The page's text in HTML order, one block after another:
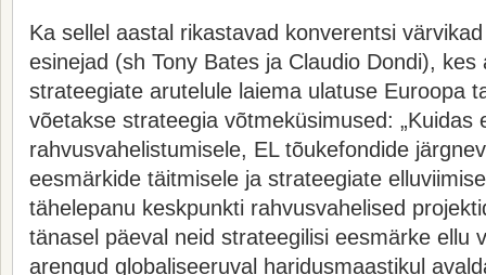
Ka sellel aastal rikastavad konverentsi
esinejad (sh Tony Bates ja Claudio Dondi), kes
strateegiate arutelule laiema ulatuse Euroopa
võetakse strateegia võtmeküsimused: „Kuidas
rahvusvahelistumisele, EL tõukefondide
eesmärkide täitmisele ja strateegiate
tähelepanu keskpunkti rahvusvahelised
tänasel päeval neid strateegilisi eesmärke ellu
arengud globaliseeruval haridusmaastikul